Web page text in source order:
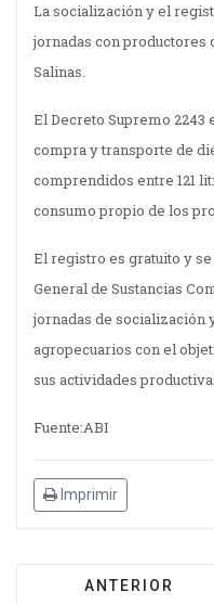
La socialización y el
jornadas con productores
Salinas.
El Decreto Supremo
compra y transporte de
comprendidos entre 121
consumo propio de los
El registro es gratuito y
General de Sustancias
jornadas de socialización
agropecuarios con el
sus actividades
Fuente:ABI
Imprimir
ANTERIOR